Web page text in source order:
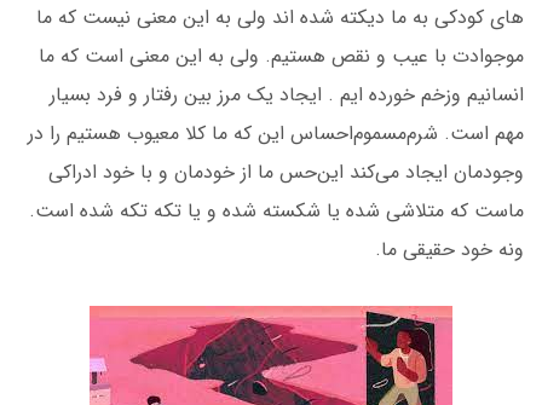
های کودکی به ما دیکته شده اند ولی به این معنی نیست که ما
موجوادت با عیب و نقص هستیم. ولی به این معنی است که ما
انسانیم‌ و‌زخم خورده ایم . ایجاد یک مرز بین رفتار و فرد بسیار
مهم است. شرم‌مسموم‌احساس این که‌ ما کلا معیوب هستیم را در
وجودمان ایجاد می‌کند این‌حس‌ ما از خودمان و با خود ادراکی
ماست که‌ متلاشی شده یا شکسته شده و یا تکه‌ تکه‌ شده است.
و‌نه خود حقیقی ما.